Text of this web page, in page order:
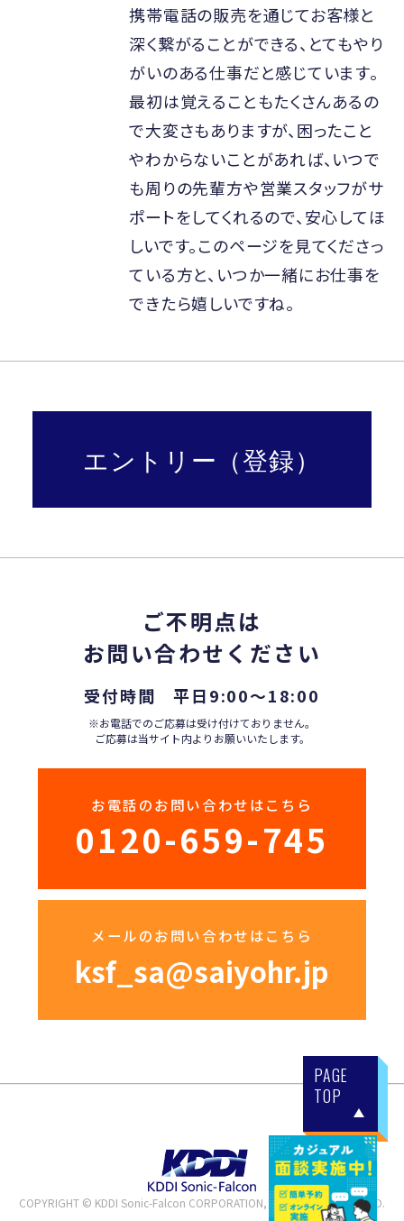
携帯電話の販売を通じてお客様と
深く繋がることができる、とてもやり
がいのある仕事だと感じています。
最初は覚えることもたくさんあるの
で大変さもありますが、困ったこと
やわからないことがあれば、いつで
も周りの先輩方や営業スタッフがサ
ポートをしてくれるので、安心してほ
しいです。このページを見てくださっ
ている方と、いつか一緒にお仕事を
できたら嬉しいですね。
エントリー（登録）
ご不明点は
お問い合わせください
受付時間 平日9:00〜18:00
※お電話でのご応募は受け付けておりません。
ご応募は当サイト内よりお願いいたします。
お電話のお問い合わせはこちら
0120-659-745
メールのお問い合わせはこちら
ksf_sa@saiyohr.jp
PAGE
TOP
COPYRIGHT © KDDI Sonic-Falcon CORPORATION, ALL RIGHTS RESERVED.